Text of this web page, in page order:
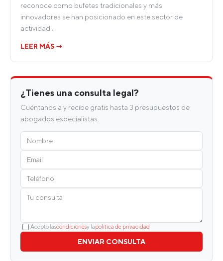
reconoce como bufetes tradicionales y más
innovadores se han posicionado en este sector de
actividad…
LEER MÁS →
¿Tienes una consulta legal?
Cuéntanosla y recibe gratis hasta 3 presupuestos de
abogados especialistas.
Acepto lascondicionesy lapolítica de privacidad
ENVIAR CONSULTA